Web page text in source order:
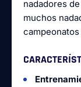
nadadores
muchos